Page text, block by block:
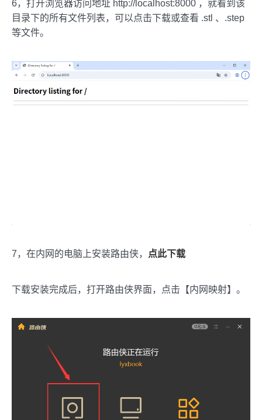
6，打开浏览器访问地址 http://localhost:8000 ，就看到该
目录下的所有文件列表，可以点击下载或查看 .stl 、.step
等文件。
7，在内网的电脑上安装路由侠， 点此下载
下载安装完成后，打开路由侠界面，点击【内网映射】。